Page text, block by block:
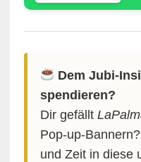
Dem Jubi-
spendieren?
Dir gefällt
Pop-up-
und Zeit in diese